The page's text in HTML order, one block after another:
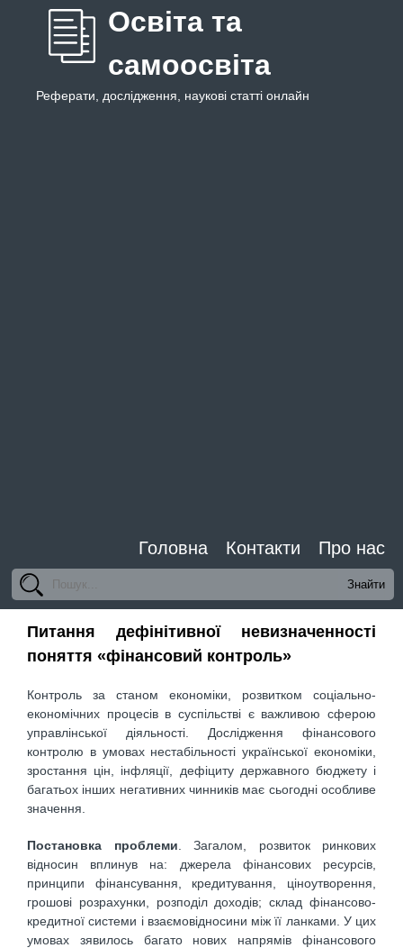
Освіта та
самоосвіта
Реферати, дослідження, наукові статті онлайн
Головна Контакти Про нас
Питання дефінітивної невизначенності
поняття «фінансовий контроль»
Контроль за станом економіки, розвитком соціально-
економічних процесів в суспільстві є важливою сферою
управлінської діяльності. Дослідження фінансового
контролю в умовах нестабільності української економіки,
зростання цін, інфляції, дефіциту державного бюджету і
багатьох інших негативних чинників має сьогодні особливе
значення.
Постановка проблеми . Загалом, розвиток ринкових
відносин вплинув на: джерела фінансових ресурсів,
принципи фінансування, кредитування, ціноутворення,
грошові розрахунки, розподіл доходів; склад фінансово-
кредитної системи і взаємовідносини між її ланками. У цих
умовах зявилось багато нових напрямів фінансового